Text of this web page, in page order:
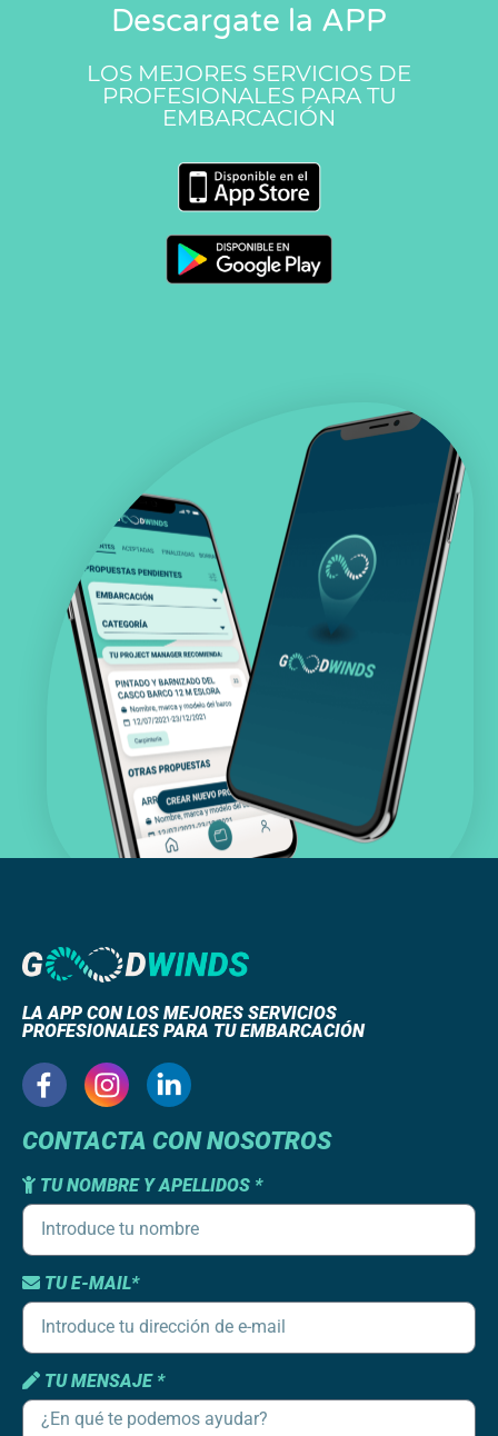
Descargate la APP
LOS MEJORES SERVICIOS DE
PROFESIONALES PARA TU
EMBARCACIÓN
LA APP CON LOS MEJORES SERVICIOS
PROFESIONALES PARA TU EMBARCACIÓN
CONTACTA CON NOSOTROS
TU NOMBRE Y APELLIDOS *
TU E-MAIL*
TU MENSAJE *